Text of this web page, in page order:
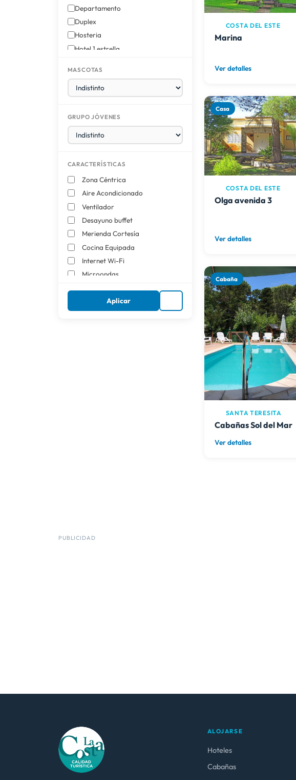
Departamento
Duplex
Hosteria
Hotel 1 estrella
Triplex
MASCOTAS
GRUPO JÓVENES
CARACTERÍSTICAS
Zona Céntrica
Aire Acondicionado
Ventilador
Desayuno buffet
Merienda Cortesía
Cocina Equipada
Internet Wi-Fi
Microondas
TV por Cable
Aplicar
COSTA DEL ESTE
Marina
Ver detalles
Casa
COSTA DEL ESTE
Olga avenida 3
Ver detalles
Cabaña
SANTA TERESITA
Cabañas Sol del Mar
Ver detalles
PUBLICIDAD
ALOJARSE
Hoteles
Cabañas